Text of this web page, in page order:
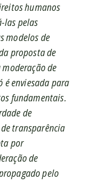
humanos
las pelas
modelos de
proposta de
moderação de
é enviesada para
fundamentais.
de
transparência
por
de
pelo